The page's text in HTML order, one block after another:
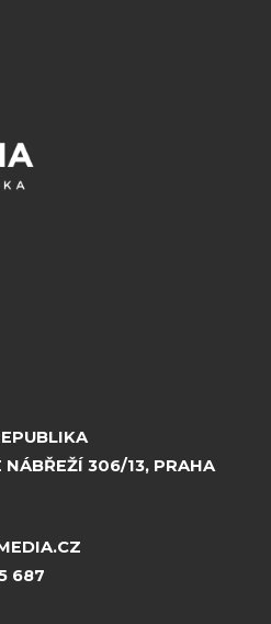
306/13, PRAHA
687